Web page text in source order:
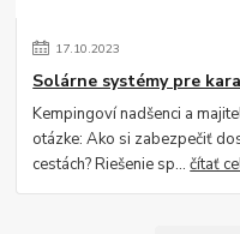
17.10.2023
Solárne systémy pre
Kempingoví nadšenci a
otázke: Ako si zabezpečiť
cestách? Riešenie sp...čítať